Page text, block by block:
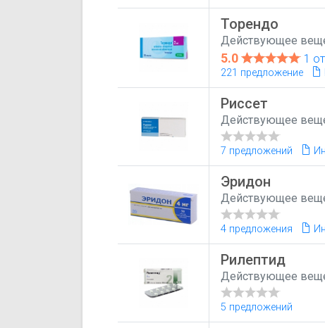
Торендо
Действующее
5.0 1
221 предложение
Риссет
Действующее
7 предложений
Эридон
Действующее
4 предложения
Рилептид
Действующее
5 предложений